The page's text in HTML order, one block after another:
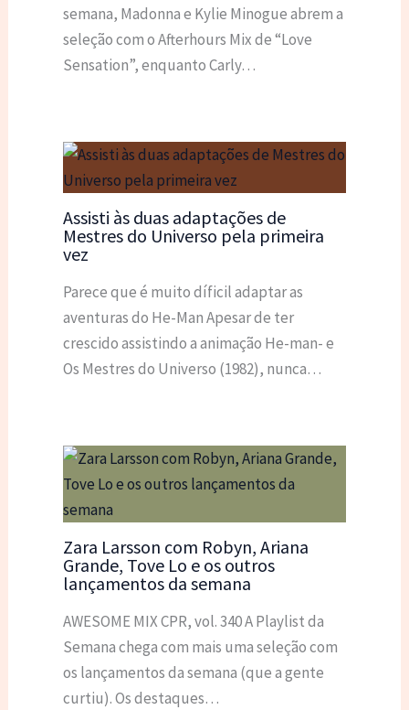
semana, Madonna e Kylie Minogue abrem a
seleção com o Afterhours Mix de “Love
Sensation”, enquanto Carly…
Assisti às duas adaptações de
Mestres do Universo pela primeira
vez
Parece que é muito díficil adaptar as
aventuras do He-Man Apesar de ter
crescido assistindo a animação He-man- e
Os Mestres do Universo (1982), nunca…
Zara Larsson com Robyn, Ariana
Grande, Tove Lo e os outros
lançamentos da semana
AWESOME MIX CPR, vol. 340 A Playlist da
Semana chega com mais uma seleção com
os lançamentos da semana (que a gente
curtiu). Os destaques…